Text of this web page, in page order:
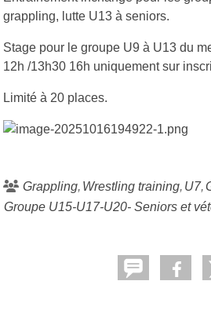
grappling, lutte U13 à seniors.
Stage pour le groupe U9 à U13 du
12h /13h30 16h uniquement sur
Limité à 20 places.
Grappling Wrestling training U7
Groupe U15-U17-U20- Seniors et